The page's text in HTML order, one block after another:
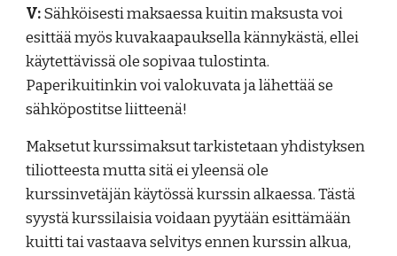
V:Sähköisesti maksaessa kuitin maksusta voi
esittää myös kuvakaapauksella kännykästä, ellei
käytettävissä ole sopivaa tulostinta.
Paperikuitinkin voi valokuvata ja lähettää se
sähköpostitse liitteenä!
Maksetut kurssimaksut tarkistetaan yhdistyksen
tiliotteesta mutta sitä ei yleensä ole
kurssinvetäjän käytössä kurssin alkaessa. Tästä
syystä kurssilaisia voidaan pyytään esittämään
kuitti tai vastaava selvitys ennen kurssin alkua,